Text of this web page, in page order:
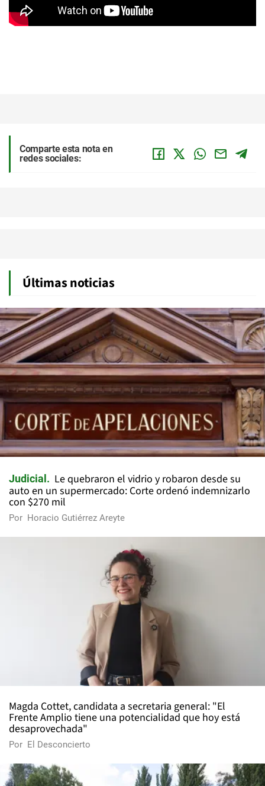
Comparte esta nota en
redes sociales:
Últimas noticias
Judicial
Le quebraron el vidrio y robaron desde su
auto en un supermercado: Corte ordenó indemnizarlo
con $270 mil
Por Horacio Gutiérrez Areyte
Magda Cottet, candidata a secretaria general: "El
Frente Amplio tiene una potencialidad que hoy está
desaprovechada"
Por El Desconcierto